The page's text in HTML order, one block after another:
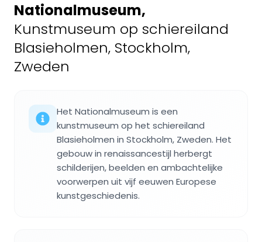
Nationalmuseum,
Kunstmuseum op schiereiland
Blasieholmen, Stockholm,
Zweden
Het Nationalmuseum is een
kunstmuseum op het schiereiland
Blasieholmen in Stockholm, Zweden. Het
gebouw in renaissancestijl herbergt
schilderijen, beelden en ambachtelijke
voorwerpen uit vijf eeuwen Europese
kunstgeschiedenis.